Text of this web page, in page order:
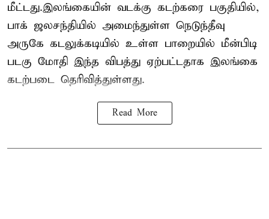
மீட்டது.இலங்கையின் வடக்கு கடற்கரை பகுதியில்,
பாக் ஜலசந்தியில் அமைந்துள்ள நெடுந்தீவு
அருகே கடலுக்கடியில் உள்ள பாறையில் மீன்பிடி
படகு மோதி இந்த விபத்து ஏற்பட்டதாக இலங்கை
கடற்படை தெரிவித்துள்ளது.
Read More